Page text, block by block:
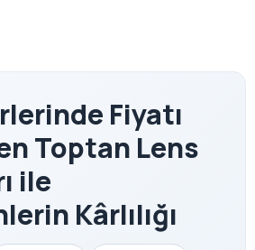
Fiyatı
Toptan Lens
ile
Kârlılığı